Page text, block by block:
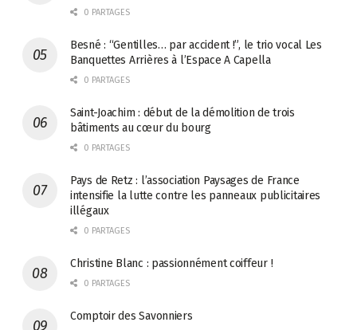
0 PARTAGES
Besné : “Gentilles… par accident !”, le trio vocal Les
Banquettes Arrières à l’Espace A Capella
0 PARTAGES
Saint-Joachim : début de la démolition de trois
bâtiments au cœur du bourg
0 PARTAGES
Pays de Retz : l’association Paysages de France
intensifie la lutte contre les panneaux publicitaires
illégaux
0 PARTAGES
Christine Blanc : passionnément coiffeur !
0 PARTAGES
Comptoir des Savonniers